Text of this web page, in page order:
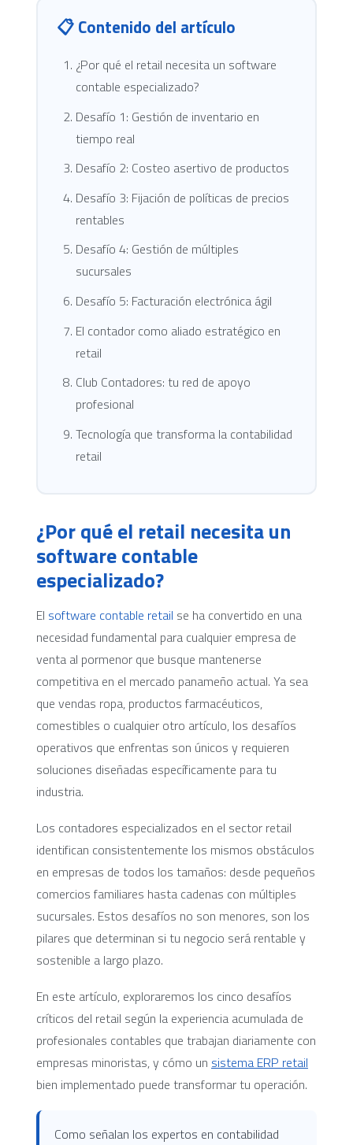
📋 Contenido del artículo
¿Por qué el retail necesita un software
contable especializado?
Desafío 1: Gestión de inventario en
tiempo real
Desafío 2: Costeo asertivo de productos
Desafío 3: Fijación de políticas de precios
rentables
Desafío 4: Gestión de múltiples
sucursales
Desafío 5: Facturación electrónica ágil
El contador como aliado estratégico en
retail
Club Contadores: tu red de apoyo
profesional
Tecnología que transforma la contabilidad
retail
¿Por qué el retail necesita un
software contable
especializado?
El software contable retail se ha convertido en una
necesidad fundamental para cualquier empresa de
venta al pormenor que busque mantenerse
competitiva en el mercado panameño actual. Ya sea
que vendas ropa, productos farmacéuticos,
comestibles o cualquier otro artículo, los desafíos
operativos que enfrentas son únicos y requieren
soluciones diseñadas específicamente para tu
industria.
Los contadores especializados en el sector retail
identifican consistentemente los mismos obstáculos
en empresas de todos los tamaños: desde pequeños
comercios familiares hasta cadenas con múltiples
sucursales. Estos desafíos no son menores, son los
pilares que determinan si tu negocio será rentable y
sostenible a largo plazo.
En este artículo, exploraremos los cinco desafíos
críticos del retail según la experiencia acumulada de
profesionales contables que trabajan diariamente con
empresas minoristas, y cómo un sistema ERP retail
bien implementado puede transformar tu operación.
Como señalan los expertos en contabilidad